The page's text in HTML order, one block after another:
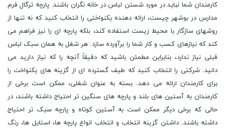
کارمندان شما نباید در مورد شستن لباس در خانه نگران باشند. پارچه ترگال فرم
مدارس در بوشهر چیست، ارائه دهنده یکنواختی را انتخاب کنید که نه تنها از
روشهای سازگار با محیط زیست استفاده کند، بلکه پارچه ای را نیز فراهم می
کند که نیازهای کسب و کار شما را برآورده سازد. هر شغل به همان سبک لباس
قبلی نیاز ندارد، بنابراین مطمئن باشید که دقیقاً آنچه را که نیاز دارید می
دانید. شرکتی را انتخاب کنید که طیف گسترده ای از گزینه های یکنواخت را
برای کارمندان ارائه می دهد. بسته به عنوان شغلی، ممکن است برخی از
کارمندان به آستین های بلند و پارچه های سنگین تر احتیاج داشته باشند، در
حالی که برخی دیگر ممکن است به آستین کوتاه و پارچه سبک تر احتیاج
داشته باشند. داشتن گزینه انتخاب و انتخاب انواع پارچه ها، استایل ها، رنگ